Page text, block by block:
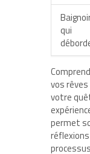
qui
vos
votre
permet